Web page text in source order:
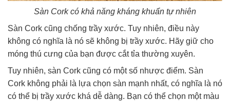
Sàn Cork có khả năng kháng khuẩn tự nhiên
Sàn Cork cũng chống trầy xước. Tuy nhiên, điều này
không có nghĩa là nó sẽ không bị trầy xước. Hãy giữ cho
móng thú cưng của bạn được cắt tỉa thường xuyên.
Tuy nhiên, sàn Cork cũng có một số nhược điểm. Sàn
Cork không phải là lựa chọn sàn mạnh nhất, có nghĩa là nó
có thể bị trầy xước khá dễ dàng. Bạn có thể chọn một màu